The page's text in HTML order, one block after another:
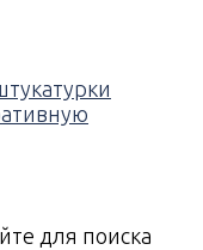
для поиска